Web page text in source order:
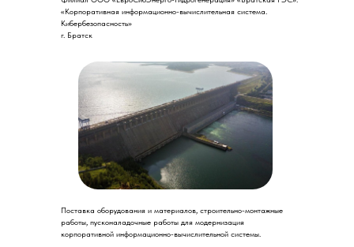
«Корпоративная информационно-вычислительная система.
Кибербезопасность»
г. Братск
Поставка оборудования и материалов, строительно-монтажные
работы, пусконаладочные работы для модернизация
корпоративной информационно-вычислительной системы.